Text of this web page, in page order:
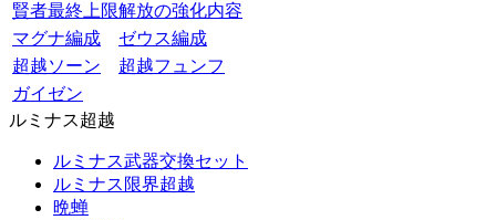
賢者最終上限解放の強化内容
マグナ編成
ゼウス編成
超越ソーン
超越フュンフ
ガイゼン
ルミナス超越
ルミナス武器交換セット
ルミナス限界超越
晩蝉